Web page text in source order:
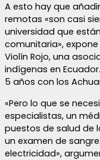
A esto hay que
remotas «son casi
universidad que
comunitaria»,
Violín Rojo, una
indígenas en
5 años con los
«Pero lo que se
especialistas, un
puestos de salud de
un examen de
electricidad»,